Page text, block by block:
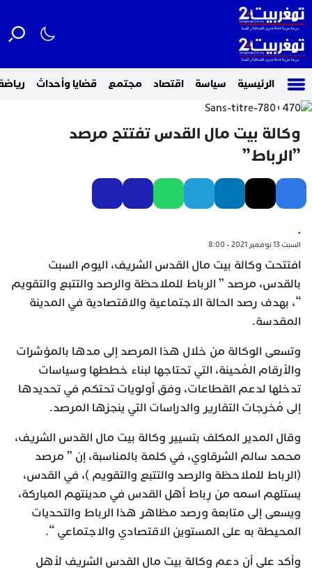
الرئيسية سياسة اقتصاد مجتمع قضايا وأحداث
وكالة بيت مال القدس تفتتح مرصد
”الرباط”
.
السبت 13 نوفمبر 2021 - 8:00
افتتحت وكالة بيت مال القدس الشريف، اليوم السبت
بالقدس، مرصد ” الرباط للملاحظة والرصد والتتبع والتقويم
“، بهدف رصد الحالة الاجتماعية والاقتصادية في المدينة
المقدسة.
وتسعى الوكالة من خلال هذا المرصد إلى مدها بالمؤشرات
والأرقام المُحينة، التي تحتاجها لبناء خططها وسياسات
تدخلها لدعم القطاعات، وفق أولويات تحتكم في تحديدها
إلى مُخرجات التقارير والدراسات التي ينجزها المرصد.
وقال المدير المكلف بتسيير وكالة بيت مال القدس الشريف،
محمد سالم الشرقاوي، في كلمة بالمناسبة، إن ” مرصد
(الرباط للملاحظة والرصد والتتبع والتقويم )، في القدس،
يستلهم اسمه من رِباط أهل القدس في مدينتهم المباركة،
ويسعى إلى متابعة ورصد مظاهر هذا الرباط والتحديات
المحيطة به على المستوين الاقتصادي والاجتماعي “.
وأكد على أن دعم وكالة بيت مال القدس الشريف لأهل